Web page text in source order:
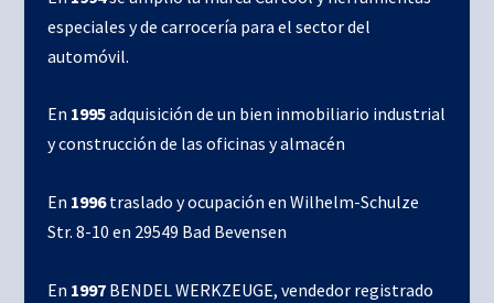
especiales y de carrocería para el sector del
automóvil.
En 1995adquisición de un bien inmobiliario industrial
y construcción de las oficinas y almacén
En 1996traslado y ocupación en Wilhelm-Schulze
Str. 8-10 en 29549 Bad Bevensen
En 1997BENDEL WERKZEUGE, vendedor registrado